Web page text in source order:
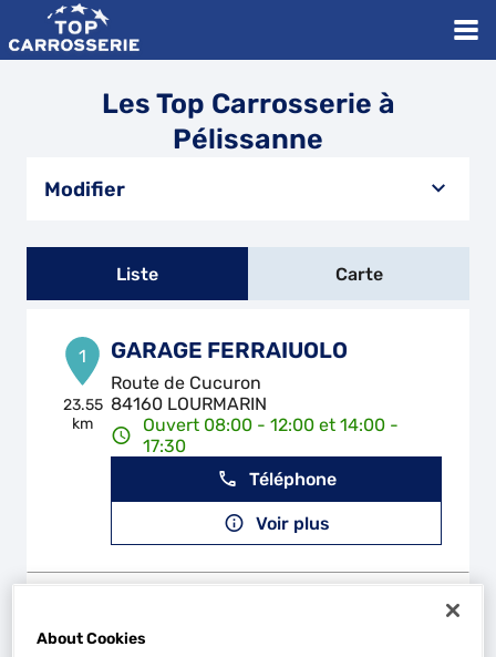
Les Top Carrosserie à
Pélissanne
Modifier
Liste Carte
1
23.55
km
GARAGE FERRAIUOLO
Route de Cucuron
84160 LOURMARIN
Ouvert 08:00 - 12:00 et 14:00 -
17:30
Téléphone
Voir plus
18 Chemin du Vieux Taillades
About Cookies